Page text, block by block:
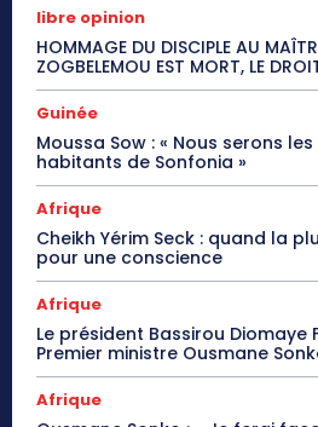
libre opinion
HOMMAGE DU DISCIPLE AU
ZOGBELEMOU EST MORT, LE
Guinée
Moussa Sow : « Nous serons
habitants de Sonfonia »
Afrique
Cheikh Yérim Seck : quand la
pour une conscience
Afrique
Le président Bassirou Diomaye
Premier ministre Ousmane
Afrique